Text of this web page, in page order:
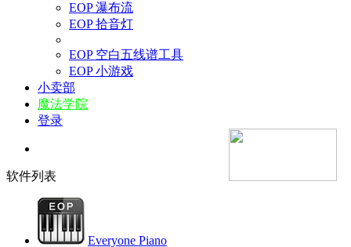
EOP 瀑布流
EOP 拾音灯
EOP 空白五线谱工具
EOP 小游戏
小卖部
魔法学院
登录
软件列表
Everyone Piano